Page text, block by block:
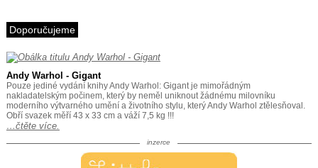
Doporučujeme
Andy Warhol - Gigant
Pouze jediné vydání knihy Andy Warhol: Gigant je mimořádným
nakladatelským počinem, který by neměl uniknout žádnému milovníku
moderního výtvarného umění a životního stylu, který Andy Warhol ztělesňoval.
Obří svazek měří 43 x 33 cm a váží 7,5 kg !!!
…čtěte více.
inzerce